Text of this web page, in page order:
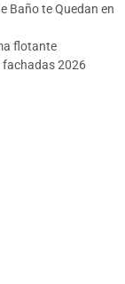
Baño te Quedan en
flotante
fachadas 2026